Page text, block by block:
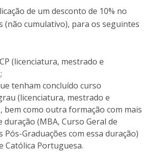
de um desconto de 10% no
(não cumulativo), para os seguintes
(licenciatura, mestrado e
tenham concluído curso
(licenciatura, mestrado e
como outra formação com mais
duração (MBA, Curso Geral de
Pós-Graduações com essa duração)
Católica Portuguesa.